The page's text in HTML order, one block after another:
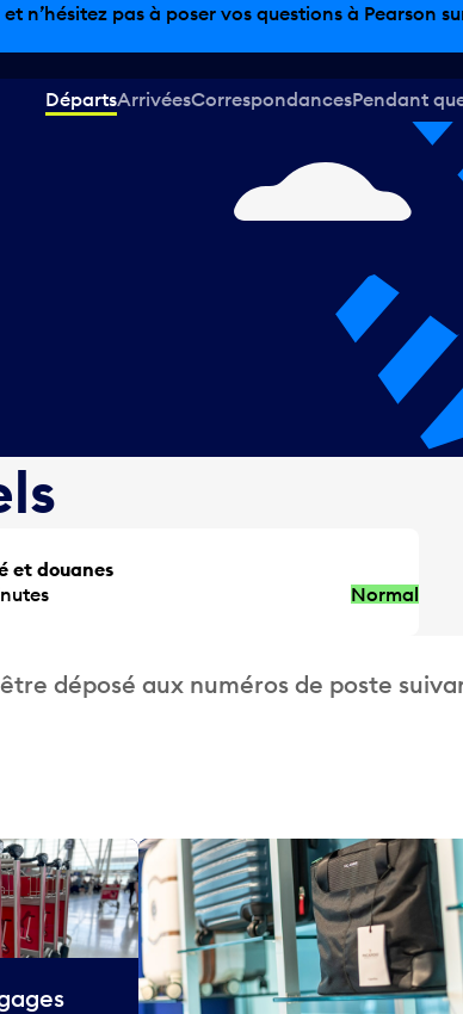
taxes, offres gastronomiques et bien plus
DépartsArrivéesCorrespondancesPendant
et douanes
Normal
déposé aux numéros de poste